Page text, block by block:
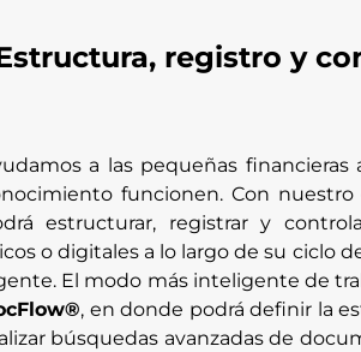
registro y
a las pequeñas
funcionen. Con
estructurar, registrar y
o digitales a lo largo de su ciclo
El modo más inteligente de
, en donde podrá definir la
búsquedas avanzadas de